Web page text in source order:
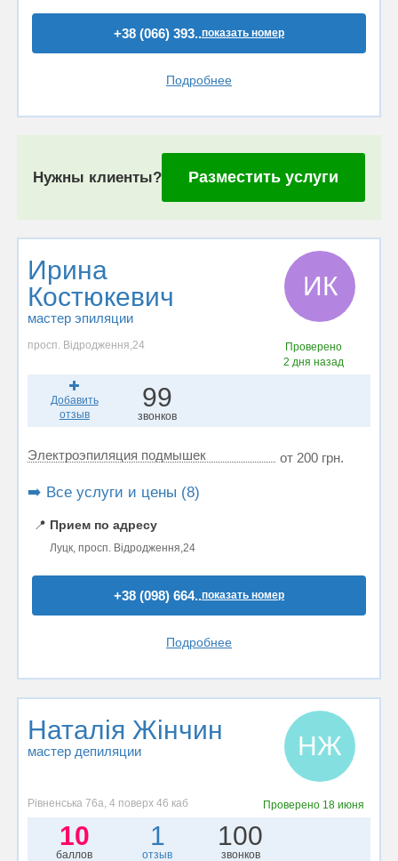
+38 (066) 393..показать номер
Подробнее
Нужны клиенты? Разместить услуги
Ирина
Костюкевич
мастер эпиляции
ИК
просп. Відродження,24
Проверено
2 дня назад
Добавить
отзыв
99
звонков
Электроэпиляция подмышек от 200 грн.
➡️ Все услуги и цены (8)
📍 Прием по адресу
Луцк, просп. Відродження,24
+38 (098) 664..показать номер
Подробнее
Наталія Жінчин
мастер депиляции НЖ
Рівненська 76а, 4 поверх 46 каб Проверено 18 июня
10
баллов
1
отзыв
100
звонков